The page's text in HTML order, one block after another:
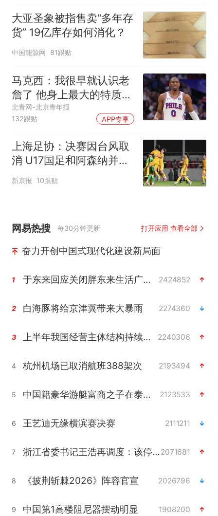
大亚圣象被指售卖“多年存
货” 19亿库存如何消化？
中国能源网 81跟贴
马克西：我很早就认识老
詹了 他身上最大的特质就
是谦逊
北青网-北京青年报
132跟贴
APP专享
上海足协：决赛因台风取
消 U17国足和阿森纳并列
冠军
新京报 10跟贴
网易热搜 每30分钟更新 打开应用 查看全部
奋力开创中国式现代化建设新局面
1 于东来回应关闭胖东来生活广场店 2424852
2 白海豚将给京津冀带来大暴雨 2274360
3 上半年我国经营主体结构持续优化 2240306
4 杭州机场已取消航班388架次 2193494
5 中国籍豪华游艇富商之子在泰国被杀 2123533
6 王艺迪无缘横滨赛决赛 2111211
7 浙江省委书记王浩再调度：该停下的坚决停下来，让社会面静下来2071681
8 《披荆斩棘2026》阵容官宣 2026796
9 中国第1高楼阻尼器摆动明显 1908200